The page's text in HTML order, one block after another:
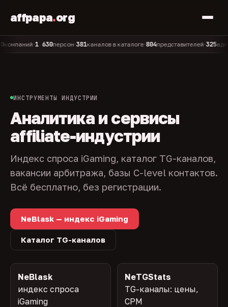
affpapa.org
•1 630персон•381каналов в каталоге•804представителей•325админов
ИНСТРУМЕНТЫ ИНДУСТРИИ
Аналитика и сервисы
affiliate-индустрии
Индекс спроса iGaming, каталог TG-каналов,
вакансии арбитража, базы C-level контактов.
Всё бесплатно, без регистрации.
NeBlask — индекс iGaming
Каталог TG-каналов
NeBlask
индекс спроса
iGaming
NeTGStats
TG-каналы: цены,
CPM